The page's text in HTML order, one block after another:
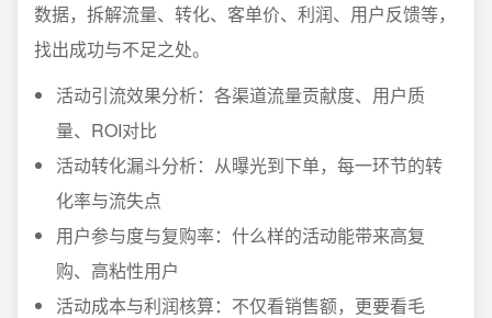
数据，拆解流量、转化、客单价、利润、用户反馈等，
找出成功与不足之处。
活动引流效果分析：各渠道流量贡献度、用户质
量、ROI对比
活动转化漏斗分析：从曝光到下单，每一环节的转
化率与流失点
用户参与度与复购率：什么样的活动能带来高复
购、高粘性用户
活动成本与利润核算：不仅看销售额，更要看毛